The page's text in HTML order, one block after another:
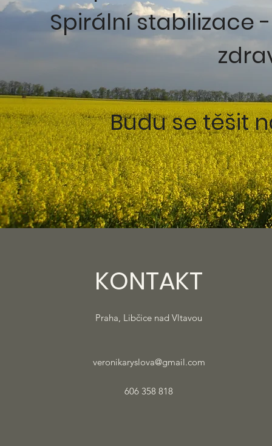
Spirální stabilizace
Budu se těšit
KONTAKT
Praha, Libčice nad Vltavou
veronikaryslova@gmail.com
606 358 818